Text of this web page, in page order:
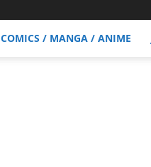
COMICS / MANGA / ANIME